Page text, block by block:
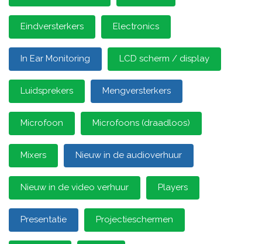
Eindversterkers Electronics
In Ear Monitoring LCD scherm / display
Luidsprekers Mengversterkers
Microfoon Microfoons (draadloos)
Mixers Nieuw in de audioverhuur
Nieuw in de video verhuur Players
Presentatie Projectieschermen